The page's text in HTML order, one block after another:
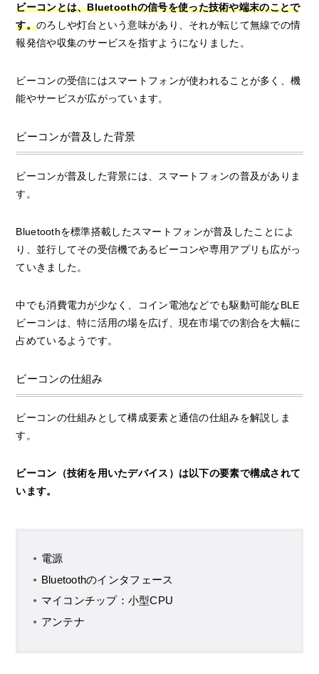
ビーコンとは、Bluetoothの信号を使った技術や端末のことで
す。のろしや灯台という意味があり、それが転じて無線での情
報発信や収集のサービスを指すようになりました。
ビーコンの受信にはスマートフォンが使われることが多く、機
能やサービスが広がっています。
ビーコンが普及した背景
ビーコンが普及した背景には、スマートフォンの普及がありま
す。
Bluetoothを標準搭載したスマートフォンが普及したことによ
り、並行してその受信機であるビーコンや専用アプリも広がっ
ていきました。
中でも消費電力が少なく、コイン電池などでも駆動可能なBLE
ビーコンは、特に活用の場を広げ、現在市場での割合を大幅に
占めているようです。
ビーコンの仕組み
ビーコンの仕組みとして構成要素と通信の仕組みを解説しま
す。
ビーコン（技術を用いたデバイス）は以下の要素で構成されて
います。
電源
Bluetoothのインタフェース
マイコンチップ：小型CPU
アンテナ